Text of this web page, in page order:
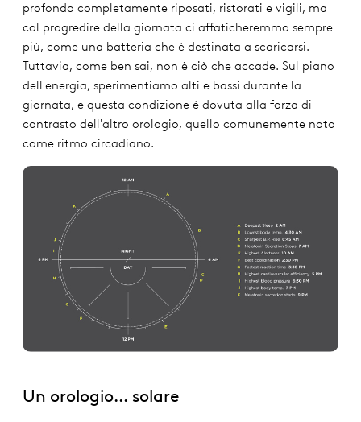
profondo completamente riposati, ristorati e vigili, ma
col progredire della giornata ci affaticheremmo sempre
più, come una batteria che è destinata a scaricarsi.
Tuttavia, come ben sai, non è ciò che accade. Sul piano
dell'energia, sperimentiamo alti e bassi durante la
giornata, e questa condizione è dovuta alla forza di
contrasto dell'altro orologio, quello comunemente noto
come ritmo circadiano.
Un orologio... solare